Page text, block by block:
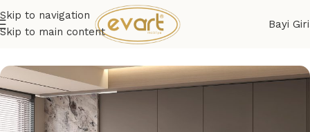
Skip to navigation
Skip to main content
Bayi